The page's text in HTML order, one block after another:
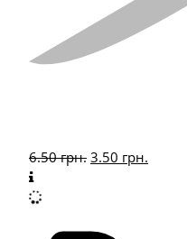
6.50грн. 3.50 грн.